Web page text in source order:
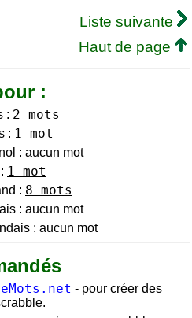
Liste suivante
Haut de page
:
: 2 mots
: 1 mot
: aucun mot
1 mot
: 8 mots
: aucun mot
: aucun mot
- pour créer des